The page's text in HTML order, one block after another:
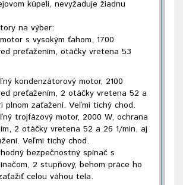
kúpeli, nevyžaduje žiadnu
na výber:
s vysokým ťahom, 1700
preťažením, otáčky vretena 53
kondenzátorový motor, 2100
preťažením, 2 otáčky vretena 52 a
plnom zaťažení. Veľmi tichý chod.
trojfázový motor, 2000 W, ochrana
2 otáčky vretena 52 a 26 1/min, aj
Veľmi tichý chod.
bezpečnostný spínač s
2 stupňový, behom práce ho
celou váhou tela.